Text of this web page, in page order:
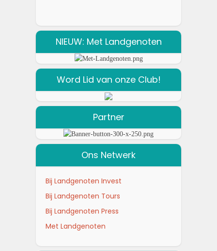
NIEUW: Met Landgenoten
Word Lid van onze Club!
Partner
Ons Netwerk
Bij Landgenoten Invest
Bij Landgenoten Tours
Bij Landgenoten Press
Met Landgenoten